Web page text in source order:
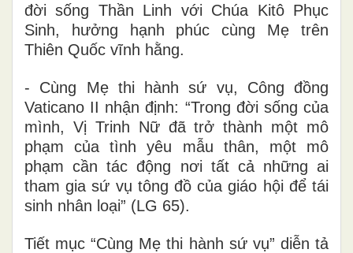
đời sống Thần Linh với Chúa Kitô Phục
Sinh, hưởng hạnh phúc cùng Mẹ trên
Thiên Quốc vĩnh hằng.
- Cùng Mẹ thi hành sứ vụ, Công đồng
Vaticano II nhận định: “Trong đời sống của
mình, Vị Trinh Nữ đã trở thành một mô
phạm của tình yêu mẫu thân, một mô
phạm cần tác động nơi tất cả những ai
tham gia sứ vụ tông đồ của giáo hội để tái
sinh nhân loại” (LG 65).
Tiết mục “Cùng Mẹ thi hành sứ vụ” diễn tả